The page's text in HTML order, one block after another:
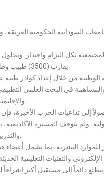
السودانية الحكومية العريقة،
من خلال إعداد كوادر طبية
في البحث العلمي
إلى تداعيات الحرب
ولم تتوقف المسيرة
البشرية، بما يشمل